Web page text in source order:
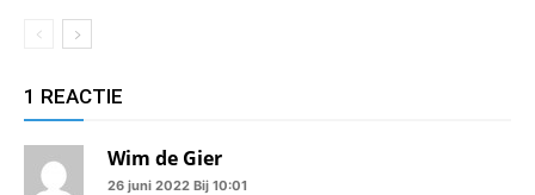
1 REACTIE
Wim de Gier
26 juni 2022 Bij 10:01